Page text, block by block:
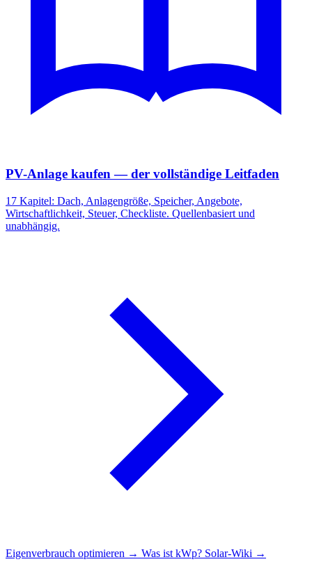
PV-Anlage kaufen — der vollständige Leitfaden
17 Kapitel: Dach, Anlagengröße, Speicher, Angebote,
Wirtschaftlichkeit, Steuer, Checkliste. Quellenbasiert und
unabhängig.
Eigenverbrauch optimieren → Was ist kWp? Solar-Wiki →